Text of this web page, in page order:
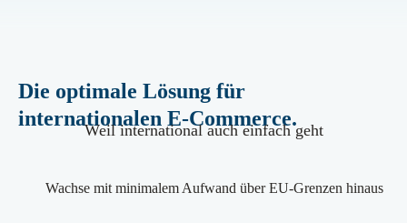
Die optimale Lösung für
internationalen E-Commerce.
Weil international auch einfach geht
Wachse mit minimalem Aufwand über EU-Grenzen hinaus